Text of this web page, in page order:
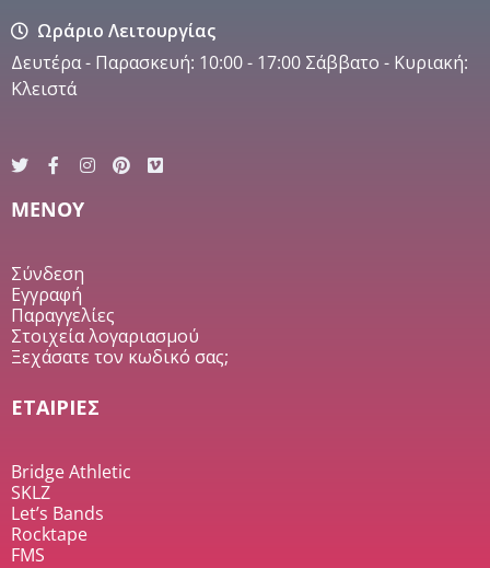
Ωράριο Λειτουργίας
Δευτέρα - Παρασκευή: 10:00 - 17:00 Σάββατο - Κυριακή:
Κλειστά
MENOY
Σύνδεση
Εγγραφή
Παραγγελίες
Στοιχεία λογαριασμού
Ξεχάσατε τον κωδικό σας;
ΕΤΑΙΡΙΕΣ
Bridge Athletic
SKLZ
Let’s Bands
Rocktape
FMS